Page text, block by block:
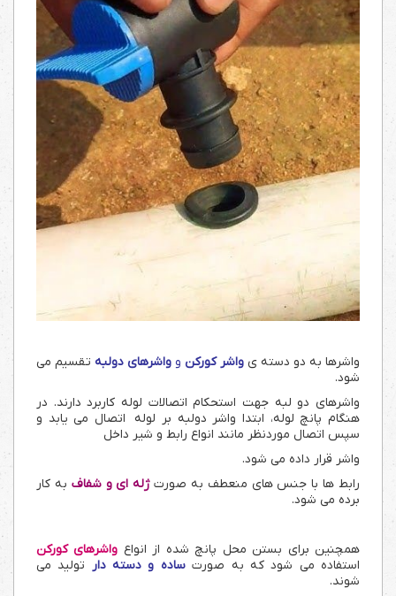
واشرها به دو دسته ی واشر کورکن و واشرهای دولبه تقسیم می
شود.
واشرهای دو لبه جهت استحکام اتصالات لوله کاربرد دارند. در
هنگام پانچ لوله، ابتدا واشر دولبه بر لوله اتصال می یابد و
سپس اتصال موردنظر مانند انواع رابط و شیر داخل
واشر قرار داده می شود.
رابط ها با جنس های منعطف به صورتژله ای و شفاف به کار
برده می شود.
همچنین برای بستن محل پانچ شده از انواع واشرهای کورکن
استفاده می شود که به صورتساده و دسته دار تولید می
شوند.